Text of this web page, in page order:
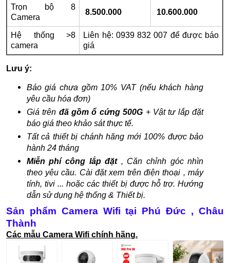
Trọn bộ 8
Camera
8.500.000 10.600.000
Hệ thống >8
camera
Liên hệ: 0939 832 007 để được báo
giá
Lưu ý:
Báo giá chưa gồm 10% VAT (nếu khách hàng
yêu cầu hóa đơn)
Giá trên đã gồm ổ cứng 500G + Vật tư lắp đặt
báo giá theo khảo sát thực tế.
Tất cả thiết bị chánh hãng mới 100% được bảo
hành 24 tháng
Miễn phí công lắp đặt, Căn chỉnh góc nhìn
theo yêu cầu. Cài đặt xem trên điện thoại , máy
tính, tivi ... hoặc các thiết bị được hỗ trợ. Hướng
dẫn sử dụng hệ thống & Thiết bị.
Sản phẩm Camera Wifi tại Phú Đức , Châu
Thành
Các mẫu Camera Wifi chính hãng.